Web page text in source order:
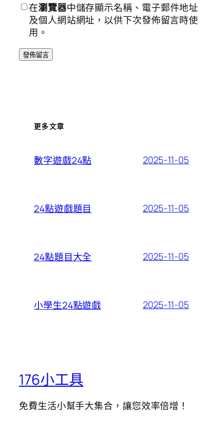
在瀏覽器中儲存顯示名稱、電子郵件地址
及個人網站網址，以供下次發佈留言時使
用。
更多文章
數字遊戲24點 2025-11-05
24點遊戲題目 2025-11-05
24點題目大全 2025-11-05
小學生24點遊戲 2025-11-05
176小工具
免費生活小幫手大集合，讓您效率倍增！